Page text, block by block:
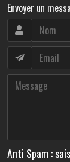
Envoyer un
Anti Spam :